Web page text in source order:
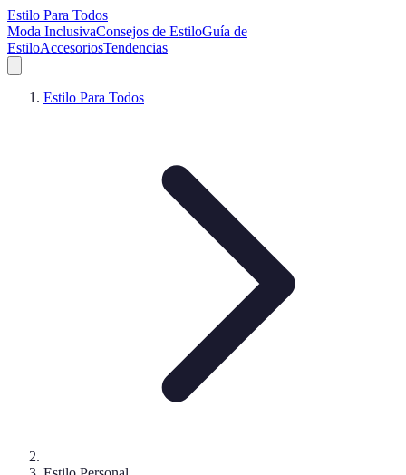
Estilo Para Todos
Moda InclusivaConsejos de EstiloGuía de
EstiloAccesoriosTendencias
Estilo Para Todos